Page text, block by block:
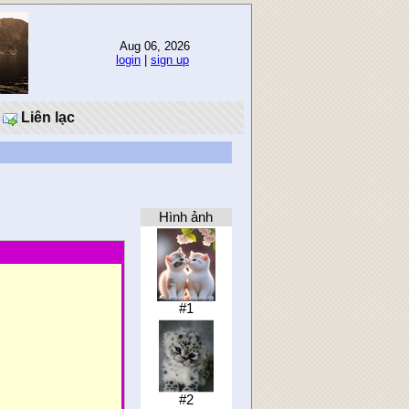
Aug 06, 2026
login
sign up
Liên lạc
Hình ảnh
#1
#2